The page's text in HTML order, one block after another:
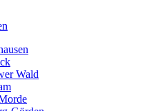
Wald